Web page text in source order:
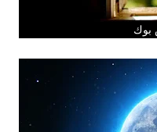
بوك